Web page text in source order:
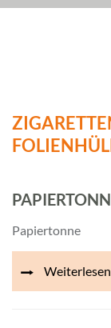
Papiertonne
Weiterlesen